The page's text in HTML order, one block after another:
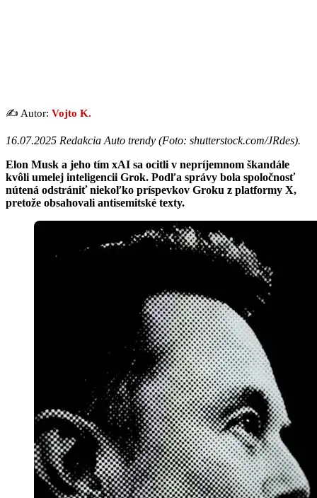
✍️ Autor: Vojto K.
16.07.2025 Redakcia Auto trendy (Foto: shutterstock.com/JRdes).
Elon Musk a jeho tím xAI sa ocitli v nepríjemnom škandále
kvôli umelej inteligencii Grok. Podľa správy bola spoločnosť
nútená odstrániť niekoľko príspevkov Groku z platformy X,
pretože obsahovali antisemitské texty.